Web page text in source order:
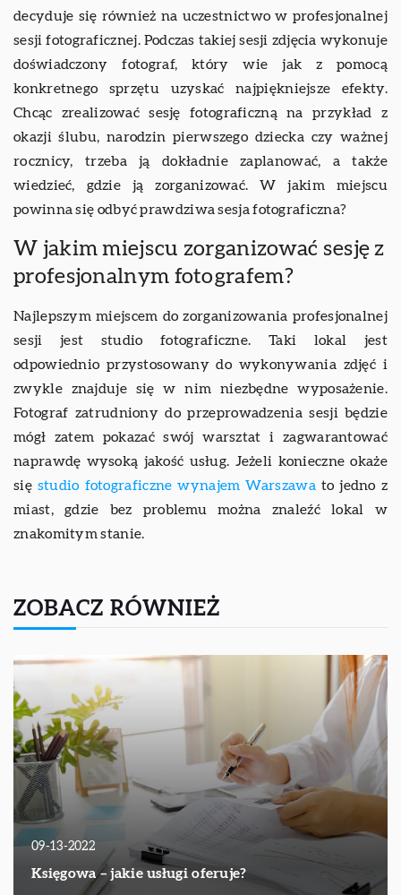
decyduje się również na uczestnictwo w profesjonalnej
sesji fotograficznej. Podczas takiej sesji zdjęcia wykonuje
doświadczony fotograf, który wie jak z pomocą
konkretnego sprzętu uzyskać najpiękniejsze efekty.
Chcąc zrealizować sesję fotograficzną na przykład z
okazji ślubu, narodzin pierwszego dziecka czy ważnej
rocznicy, trzeba ją dokładnie zaplanować, a także
wiedzieć, gdzie ją zorganizować. W jakim miejscu
powinna się odbyć prawdziwa sesja fotograficzna?
W jakim miejscu zorganizować sesję z
profesjonalnym fotografem?
Najlepszym miejscem do zorganizowania profesjonalnej
sesji jest studio fotograficzne. Taki lokal jest
odpowiednio przystosowany do wykonywania zdjęć i
zwykle znajduje się w nim niezbędne wyposażenie.
Fotograf zatrudniony do przeprowadzenia sesji będzie
mógł zatem pokazać swój warsztat i zagwarantować
naprawdę wysoką jakość usług. Jeżeli konieczne okaże
się studio fotograficzne wynajem Warszawa to jedno z
miast, gdzie bez problemu można znaleźć lokal w
znakomitym stanie.
ZOBACZ RÓWNIEŻ
09-13-2022
Księgowa – jakie usługi oferuje?